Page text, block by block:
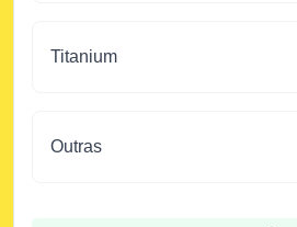
Titanium
Outras